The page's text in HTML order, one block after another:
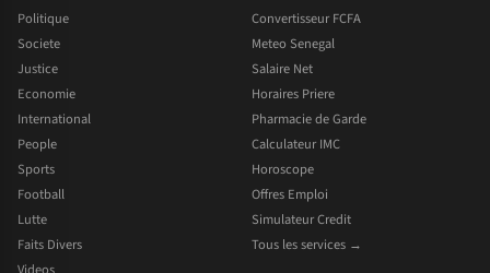
Politique
Societe
Justice
Economie
International
People
Sports
Football
Lutte
Faits Divers
Convertisseur FCFA
Meteo Senegal
Salaire Net
Horaires Priere
Pharmacie de Garde
Calculateur IMC
Horoscope
Offres Emploi
Simulateur Credit
Tous les services →